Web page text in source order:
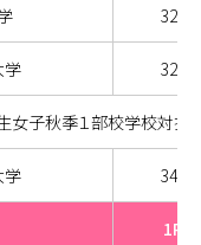
324
学 324
女子秋季１部校学校対抗
学 344
1R